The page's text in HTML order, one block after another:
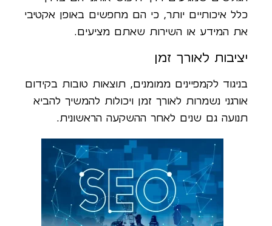
כלל איכותיים יותר, כי הם מחפשים באופן אקטיבי
את המידע או השירות שאתם מציעים.
יציבות לאורך זמן
בניגוד לקמפיינים ממומנים, תוצאות טובות בקידום
אורגני נשמרות לאורך זמן ויכולות להמשיך להביא
תנועה גם שנים לאחר ההשקעה הראשונית.